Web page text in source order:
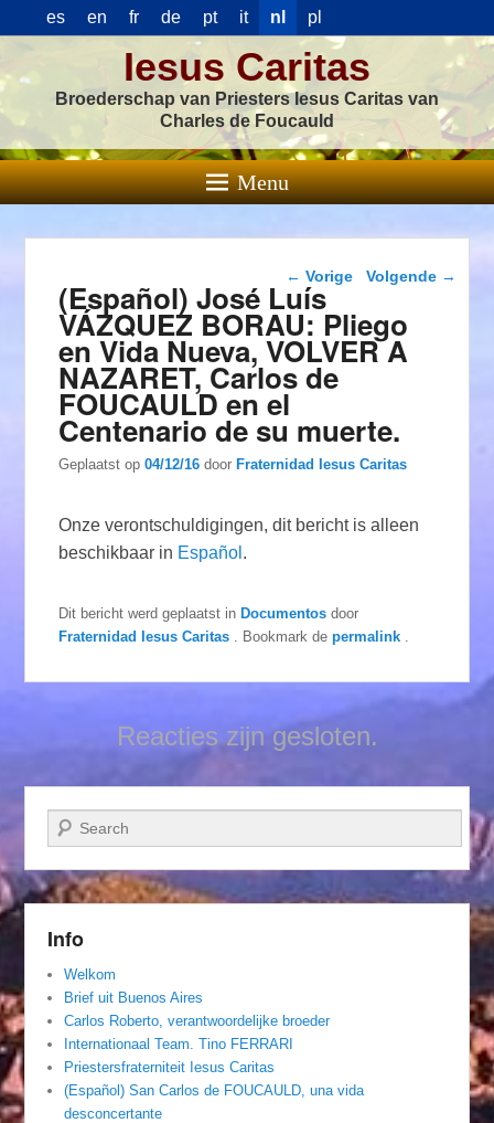
es en fr de pt it nl pl
Iesus Caritas
Broederschap van Priesters Iesus Caritas van
Charles de Foucauld
Menu
Berichtnavigatie
← Vorige Volgende →
(Español) José Luís
VÁZQUEZ BORAU: Pliego
en Vida Nueva, VOLVER A
NAZARET, Carlos de
FOUCAULD en el
Centenario de su muerte.
Geplaatst op04/12/16 doorFraternidad Iesus Caritas
Onze verontschuldigingen, dit bericht is alleen
beschikbaar in Español .
Dit bericht werd geplaatst inDocumentos door
Fraternidad Iesus Caritas
. Bookmark depermalink
Reacties zijn gesloten.
Zoeken
Info
Welkom
Brief uit Buenos Aires
Carlos Roberto, verantwoordelijke broeder
Internationaal Team. Tino FERRARI
Priestersfraterniteit Iesus Caritas
(Español) San Carlos de FOUCAULD, una vida
desconcertante